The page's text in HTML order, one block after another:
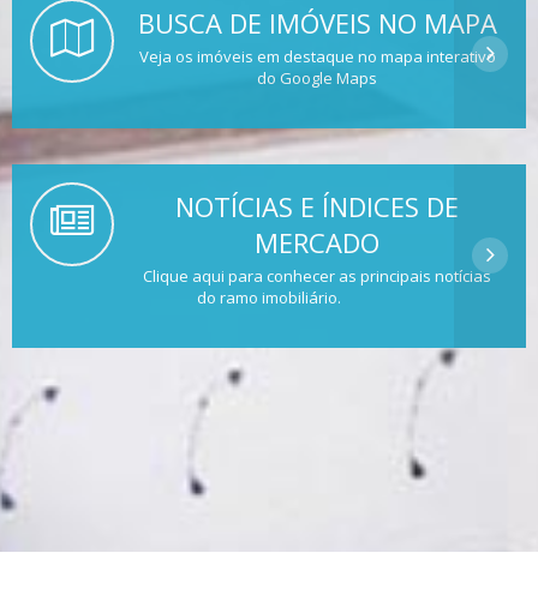
BUSCA DE IMÓVEIS NO MAPA
Veja os imóveis em destaque no mapa interativo
do Google Maps
NOTÍCIAS E ÍNDICES DE
MERCADO
Clique aqui para conhecer as principais notícias
do ramo imobiliário.